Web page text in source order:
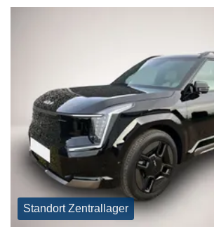
Standort Zentrallager